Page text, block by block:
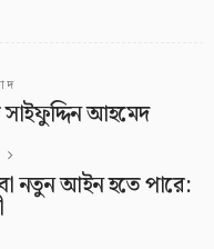
সাইফুদ্দিন আহমেদ
নতুন আইন হতে পারে: